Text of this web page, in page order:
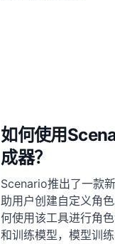
如何使用
成器？
Scenario推出了一款
助用户创建自定义角
何使用该工具进行角
和训练模型，模型训